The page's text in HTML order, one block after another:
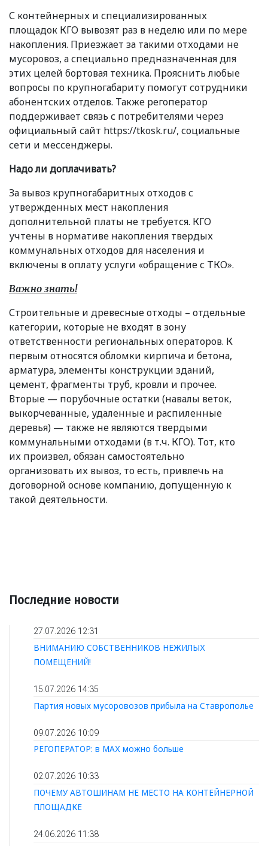
С контейнерных и специализированных
площадок КГО вывозят раз в неделю или по мере
накопления. Приезжает за такими отходами не
мусоровоз, а специально предназначенная для
этих целей бортовая техника. Прояснить любые
вопросы по крупногабариту помогут сотрудники
абонентских отделов. Также регоператор
поддерживает связь с потребителями через
официальный сайт https://tkosk.ru/, социальные
сети и мессенджеры.
Надо ли доплачивать?
За вывоз крупногабаритных отходов с
утвержденных мест накопления
дополнительной платы не требуется. КГО
учтены в нормативе накопления твердых
коммунальных отходов для населения и
включены в оплату услуги «обращение с ТКО».
Важно знать!
Строительные и древесные отходы – отдельные
категории, которые не входят в зону
ответственности региональных операторов. К
первым относятся обломки кирпича и бетона,
арматура, элементы конструкции зданий,
цемент, фрагменты труб, кровли и прочее.
Вторые — порубочные остатки (навалы веток,
выкорчеванные, удаленные и распиленные
деревья) — также не являются твердыми
коммунальными отходами (в т.ч. КГО). Тот, кто
их произвел, обязан самостоятельно
организовать их вывоз, то есть, привлечь на
договорной основе компанию, допущенную к
такой деятельности.
Последние новости
27.07.2026 12:31
ВНИМАНИЮ СОБСТВЕННИКОВ НЕЖИЛЫХ
ПОМЕЩЕНИЙ!
15.07.2026 14:35
Партия новых мусоровозов прибыла на Ставрополье
09.07.2026 10:09
РЕГОПЕРАТОР: в МАХ можно больше
02.07.2026 10:33
ПОЧЕМУ АВТОШИНАМ НЕ МЕСТО НА КОНТЕЙНЕРНОЙ
ПЛОЩАДКЕ
24.06.2026 11:38